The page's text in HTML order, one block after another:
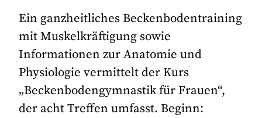
Ein ganzheitliches Beckenbodentraining
mit Muskelkräftigung sowie
Informationen zur Anatomie und
Physiologie vermittelt der Kurs
„Beckenbodengymnastik für Frauen“,
der acht Treffen umfasst. Beginn: